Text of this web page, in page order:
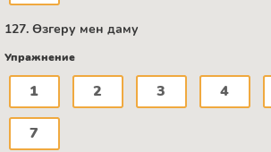
127. Өзгеру мен даму
Упражнение
1 2 3 4
7